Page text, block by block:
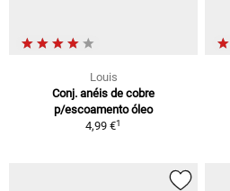
Louis
Conj. anéis de cobre
p/escoamento óleo
4,99 €1